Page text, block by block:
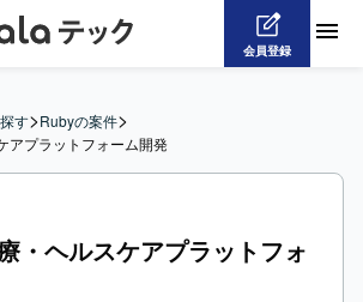
会員登録
す>Rubyの案件>
アプラットフォーム開発
・ヘルスケアプラットフォ